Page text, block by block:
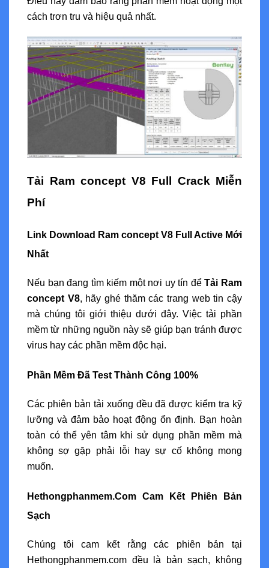
cách trơn tru và hiệu quả nhất.
Tải Ram concept V8 Full Crack Miễn
Phí
Link Download Ram concept V8 Full Active Mới
Nhất
Nếu bạn đang tìm kiếm một nơi uy tín đểTải Ram
concept V8, hãy ghé thăm các trang web tin cậy
mà chúng tôi giới thiệu dưới đây. Việc tải phần
mềm từ những nguồn này sẽ giúp bạn tránh được
virus hay các phần mềm độc hại.
Phần Mềm Đã Test Thành Công 100%
Các phiên bản tải xuống đều đã được kiểm tra kỹ
lưỡng và đảm bảo hoạt động ổn định. Bạn hoàn
toàn có thể yên tâm khi sử dụng phần mềm mà
không sợ gặp phải lỗi hay sự cố không mong
muốn.
Hethongphanmem.Com Cam Kết Phiên Bản
Sạch
Chúng tôi cam kết rằng các phiên bản tại
Hethongphanmem.com đều là bản sạch, không